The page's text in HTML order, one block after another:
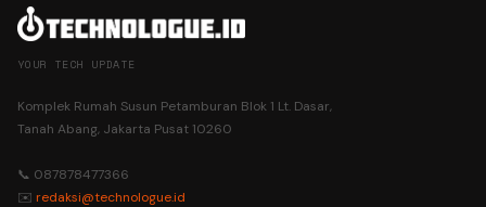
YOUR TECH UPDATE
Komplek Rumah Susun Petamburan Blok 1 Lt. Dasar,
Tanah Abang, Jakarta Pusat 10260
📞 087878477366
✉️ redaksi@technologue.id